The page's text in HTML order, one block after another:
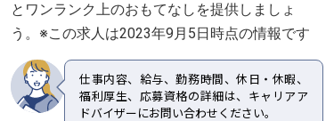
とワンランク上のおもてなしを提供しましょ
う。※この求人は2023年9月5日時点の情報です
仕事内容、給与、勤務時間、休日・休暇、
福利厚生、応募資格の詳細は、キャリアア
ドバイザーにお問い合わせください。